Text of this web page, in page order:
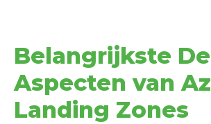
Belangrijkste
Aspecten van
Landing Zones